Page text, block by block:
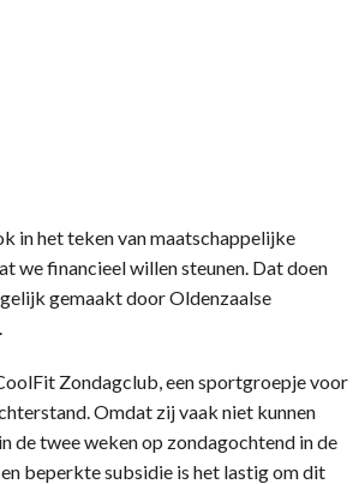
in het teken van maatschappelijke
we financieel willen steunen. Dat doen
gemaakt door Oldenzaalse
Zondagclub, een sportgroepje voor
Omdat zij vaak niet kunnen
de twee weken op zondagochtend in de
beperkte subsidie is het lastig om dit